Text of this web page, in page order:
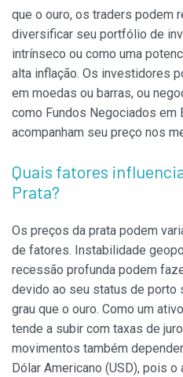
que o ouro, os traders podem
diversificar seu portfólio de
intrínseco ou como uma
alta inflação. Os investidores
em moedas ou barras, ou
como Fundos Negociados em
acompanham seu preço nos
Quais fatores
Prata?
Os preços da prata podem
de fatores. Instabilidade
recessão profunda podem
devido ao seu status de porto
grau que o ouro. Como um
tende a subir com taxas de
movimentos também
Dólar Americano (USD), pois